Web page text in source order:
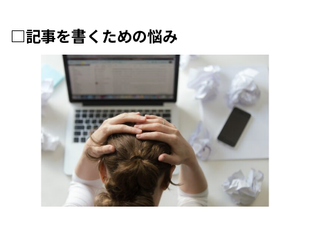
□記事を書くための悩み